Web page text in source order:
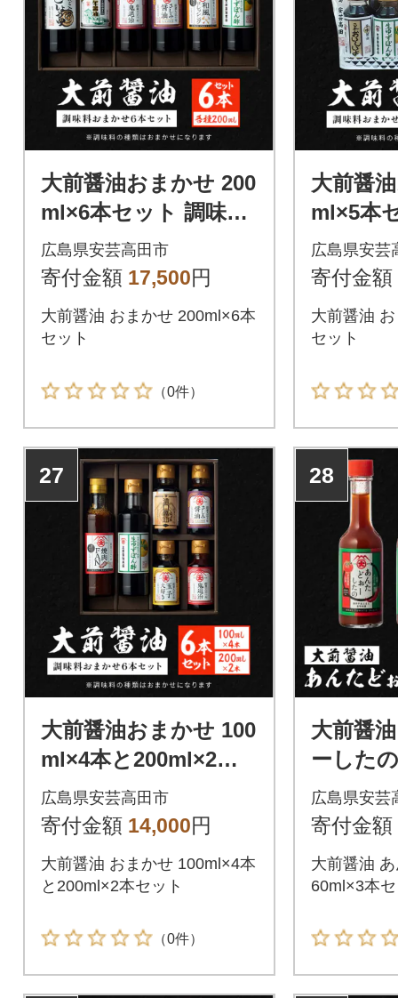
大前醤油おまかせ 200
ml×6本セット 調味料
醤油 詰め合わせ [No5
895-0747]
広島県安芸高田市
寄付金額 17,500円
大前醤油 おまかせ 200ml×6本
セット
（0件）
大前醤
ml×5本
醤油 詰
895-
広島県安芸
寄付金額
大前醤油
セット
27
大前醤油おまかせ 100
ml×4本と200ml×2本
セット 調味料 醤油 [N
o5895-0749]
広島県安芸高田市
寄付金額 14,000円
大前醤油 おまかせ 100ml×4本
と200ml×2本セット
（0件）
28
大前醤
ーした
ット
広島県安芸
寄付金額
大前醤油
60ml×3本